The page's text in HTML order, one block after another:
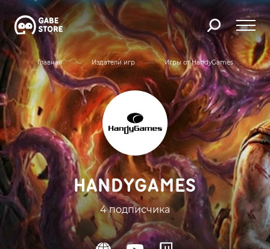
Главная Издатели игр Игры от HandyGames
HANDYGAMES
4 подписчика